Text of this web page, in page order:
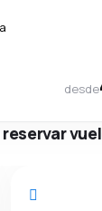
desde